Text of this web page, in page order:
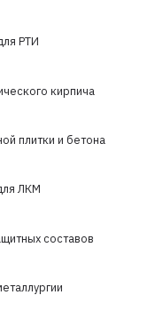
РТИ
кирпича
плитки и бетона
ЛКМ
составов